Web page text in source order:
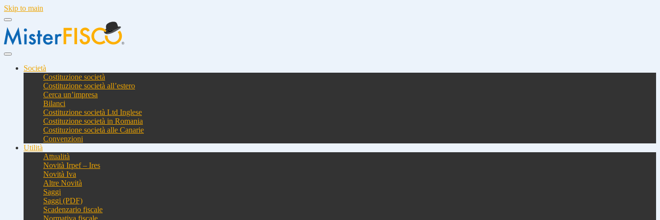
Skip to main
Società
Costituzione società
Costituzione società all’estero
Cerca un’impresa
Bilanci
Costituzione società Ltd Inglese
Costituzione società in Romania
Costituzione società alle Canarie
Convenzioni
Utilità
Attualità
Novità Irpef – Ires
Novità Iva
Altre Novità
Saggi
Saggi (PDF)
Scadenzario fiscale
Normativa fiscale